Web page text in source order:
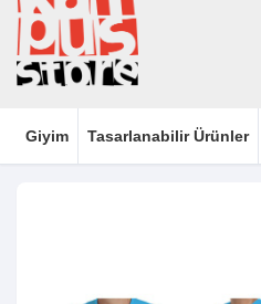
Giyim Tasarlanabilir Ürünler